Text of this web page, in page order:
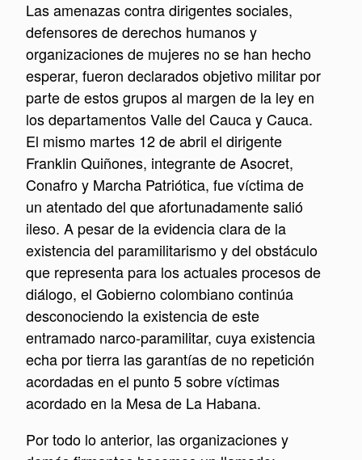
Las amenazas contra dirigentes sociales,
defensores de derechos humanos y
organizaciones de mujeres no se han hecho
esperar, fueron declarados objetivo militar por
parte de estos grupos al margen de la ley en
los departamentos Valle del Cauca y Cauca.
El mismo martes 12 de abril el dirigente
Franklin Quiñones, integrante de Asocret,
Conafro y Marcha Patriótica, fue víctima de
un atentado del que afortunadamente salió
ileso. A pesar de la evidencia clara de la
existencia del paramilitarismo y del obstáculo
que representa para los actuales procesos de
diálogo, el Gobierno colombiano continúa
desconociendo la existencia de este
entramado narco-paramilitar, cuya existencia
echa por tierra las garantías de no repetición
acordadas en el punto 5 sobre víctimas
acordado en la Mesa de La Habana.
Por todo lo anterior, las organizaciones y